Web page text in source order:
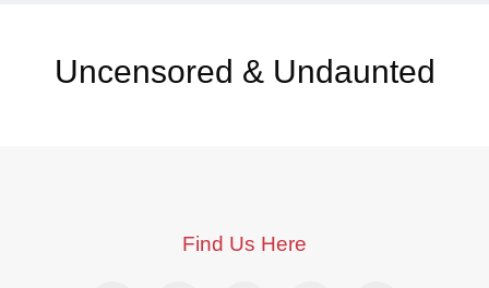
Uncensored & Undaunted
Find Us Here